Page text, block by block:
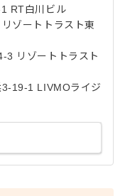
RT白川ビル
ゾートトラスト東
3 リゾートトラスト
19-1 LIVMOライジ